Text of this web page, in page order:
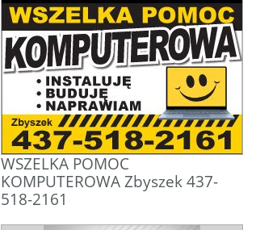
WSZELKA POMOC
KOMPUTEROWA Zbyszek 437-
518-2161